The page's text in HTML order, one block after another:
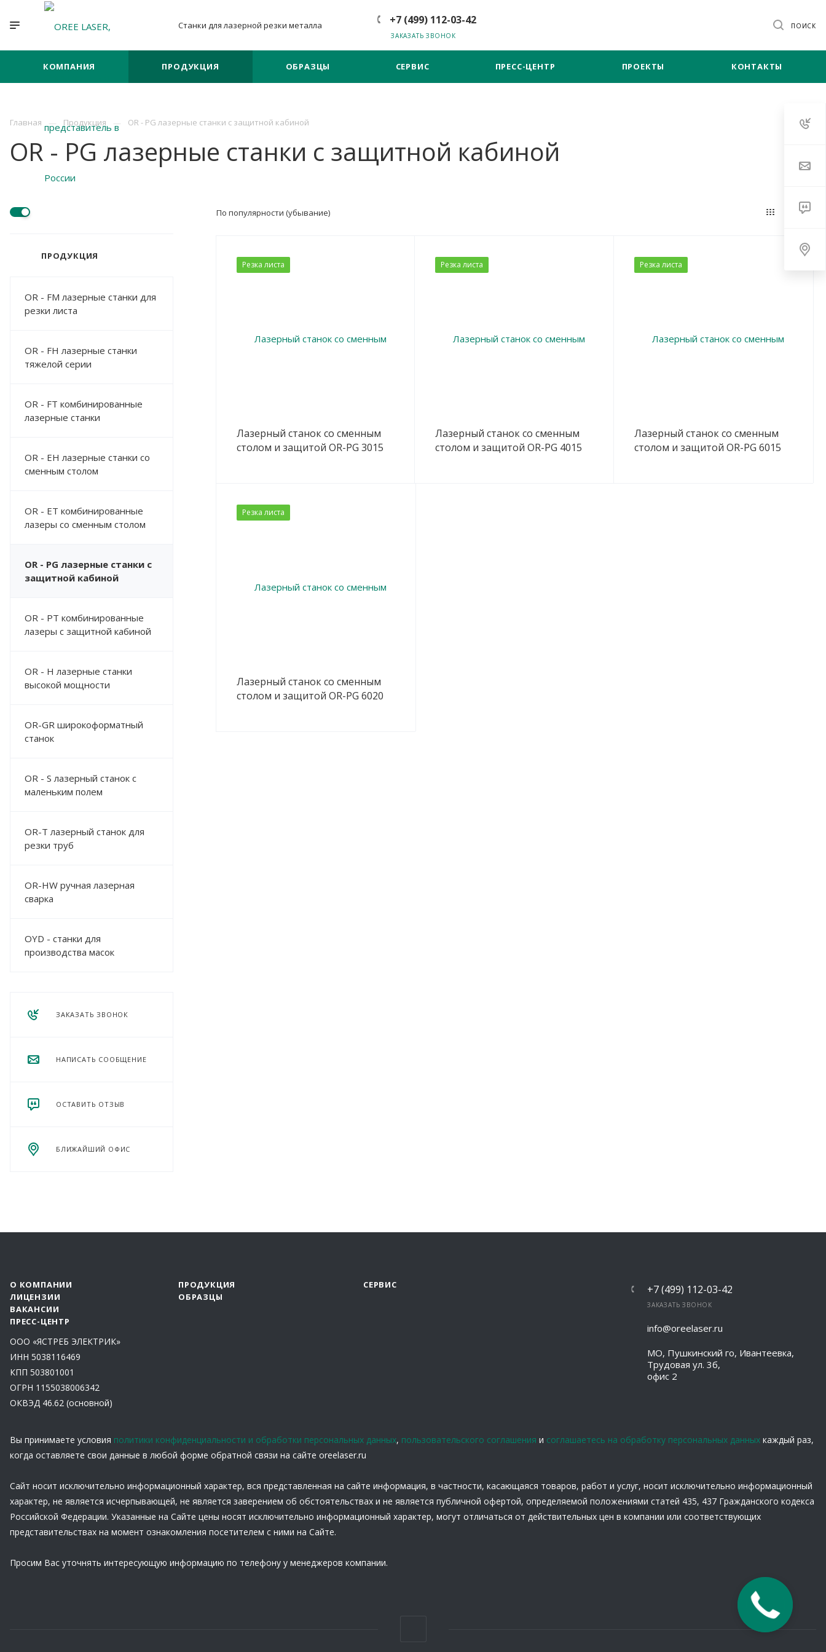
Станки для лазерной резки металла +7 (499) 112-03-42
ЗАКАЗАТЬ ЗВОНОК
ПОИСК
КОМПАНИЯ ПРОДУКЦИЯ ОБРАЗЦЫ СЕРВИС ПРЕСС-ЦЕНТР ПРОЕКТЫ КОНТАКТЫ
Главная Продукция OR - PG лазерные станки с защитной кабиной
OR - PG лазерные станки с защитной кабиной
ПРОДУКЦИЯ
OR - FM лазерные станки для
резки листа
OR - FH лазерные станки
тяжелой серии
OR - FT комбинированные
лазерные станки
OR - EH лазерные станки со
сменным столом
OR - ET комбинированные
лазеры со сменным столом
OR - PG лазерные станки с
защитной кабиной
OR - PT комбинированные
лазеры с защитной кабиной
OR - H лазерные станки
высокой мощности
OR-GR широкоформатный
станок
OR - S лазерный станок с
маленьким полем
OR-T лазерный станок для
резки труб
OR-HW ручная лазерная
сварка
OYD - станки для
производства масок
ЗАКАЗАТЬ ЗВОНОК
НАПИСАТЬ СООБЩЕНИЕ
ОСТАВИТЬ ОТЗЫВ
БЛИЖАЙШИЙ ОФИС
По популярности (убывание)
Резка листа
Лазерный станок со сменным
столом и защитой OR-PG 3015
Резка листа
Лазерный станок со сменным
столом и защитой OR-PG 4015
Резка листа
Лазерный станок со сменным
столом и защитой OR-PG 6015
Резка листа
Лазерный станок со сменным
столом и защитой OR-PG 6020
О КОМПАНИИ
ЛИЦЕНЗИИ
ВАКАНСИИ
ПРЕСС-ЦЕНТР
ООО «ЯСТРЕБ ЭЛЕКТРИК»
ИНН 5038116469
КПП 503801001
ОГРН 1155038006342
ОКВЭД 46.62 (основной)
ПРОДУКЦИЯ
ОБРАЗЦЫ
СЕРВИС +7 (499) 112-03-42
ЗАКАЗАТЬ ЗВОНОК
info@oreelaser.ru
МО, Пушкинский го, Ивантеевка,
Трудовая ул. 3б,
офис 2
Вы принимаете условия политики конфиденциальности и обработки персональных данных, пользовательского соглашения и соглашаетесь на обработку персональных данных каждый раз,
когда оставляете свои данные в любой форме обратной связи на сайте oreelaser.ru
Сайт носит исключительно информационный характер, вся представленная на сайте информация, в частности, касающаяся товаров, работ и услуг, носит исключительно информационный
характер, не является исчерпывающей, не является заверением об обстоятельствах и не является публичной офертой, определяемой положениями статей 435, 437 Гражданского кодекса
Российской Федерации. Указанные на Сайте цены носят исключительно информационный характер, могут отличаться от действительных цен в компании или соответствующих
представительствах на момент ознакомления посетителем с ними на Сайте.
Просим Вас уточнять интересующую информацию по телефону у менеджеров компании.